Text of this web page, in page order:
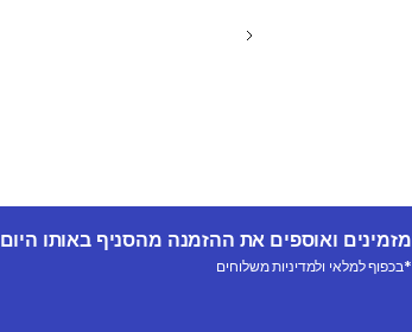
מזמינים ואוספים את ההזמנה מהסניף באותו היום
*בכפוף למלאי ולמדיניות משלוחים